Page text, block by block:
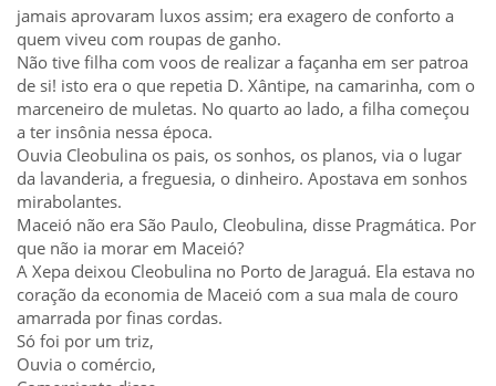
jamais aprovaram luxos assim; era exagero de conforto a
quem viveu com roupas de ganho.
Não tive filha com voos de realizar a façanha em ser patroa
de si! isto era o que repetia D. Xântipe, na camarinha, com o
marceneiro de muletas. No quarto ao lado, a filha começou
a ter insônia nessa época.
Ouvia Cleobulina os pais, os sonhos, os planos, via o lugar
da lavanderia, a freguesia, o dinheiro. Apostava em sonhos
mirabolantes.
Maceió não era São Paulo, Cleobulina, disse Pragmática. Por
que não ia morar em Maceió?
A Xepa deixou Cleobulina no Porto de Jaraguá. Ela estava no
coração da economia de Maceió com a sua mala de couro
amarrada por finas cordas.
Só foi por um triz,
Ouvia o comércio,